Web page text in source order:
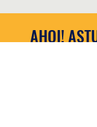
AHOI!